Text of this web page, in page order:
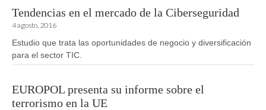
Tendencias en el mercado de la Ciberseguridad
4 agosto, 2016
Estudio que trata las oportunidades de negocio y diversificación
para el sector TIC.
EUROPOL presenta su informe sobre el
terrorismo en la UE